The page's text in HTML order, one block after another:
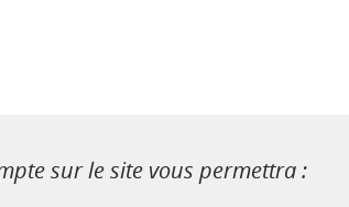
sur le site vous permettra :